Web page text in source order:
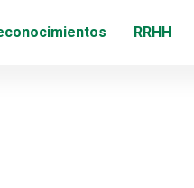
RRHH